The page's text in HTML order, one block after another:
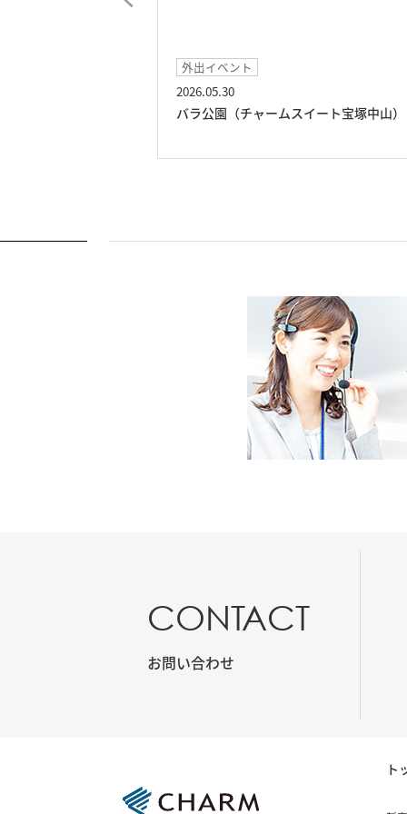
外出イベント
2026.05.30
バラ公園（チャームスイート宝塚中山）
CONTACT
お問い合わせ
ト